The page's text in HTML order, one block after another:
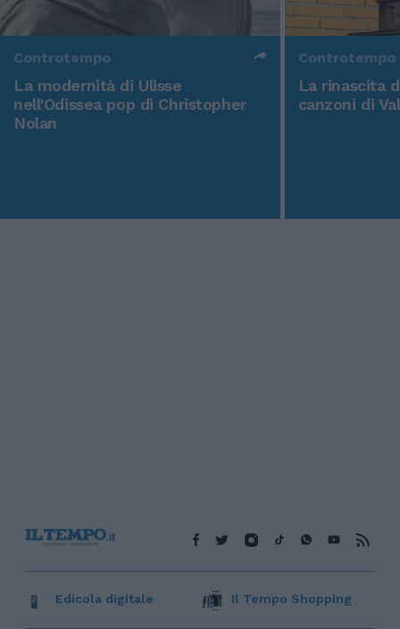
Controtempo
La modernità di Ulisse
nell'Odissea pop di Christopher
Nolan
Controtempo
La rinascita
canzoni di
Edicola digitale Il Tempo Shopping